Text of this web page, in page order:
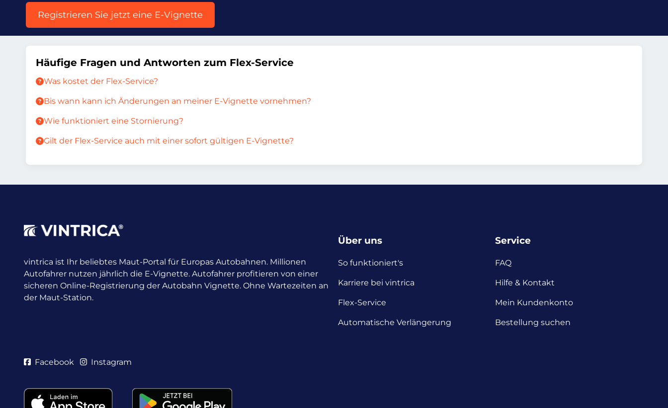
Registrieren Sie jetzt eine E-Vignette
Häufige Fragen und Antworten zum Flex-Service
Was kostet der Flex-Service?
Bis wann kann ich Änderungen an meiner E-Vignette vornehmen?
Wie funktioniert eine Stornierung?
Gilt der Flex-Service auch mit einer sofort gültigen E-Vignette?
vintrica ist Ihr beliebtes Maut-Portal für Europas Autobahnen. Millionen
Autofahrer nutzen jährlich die E-Vignette. Autofahrer profitieren von einer
sicheren Online-Registrierung der Autobahn Vignette. Ohne Wartezeiten an
der Maut-Station.
Über uns
So funktioniert's
Karriere bei vintrica
Flex-Service
Automatische Verlängerung
Service
FAQ
Hilfe & Kontakt
Mein Kundenkonto
Bestellung suchen
Facebook Instagram